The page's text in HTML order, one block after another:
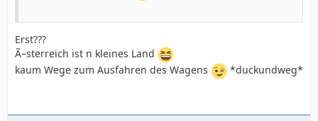
Erst???
Ã–sterreich ist n kleines Land
kaum Wege zum Ausfahren des Wagens
*duckundweg*